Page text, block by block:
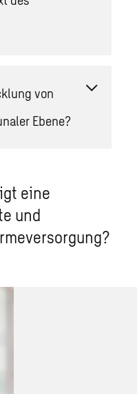
von
Ebene?
eine
und